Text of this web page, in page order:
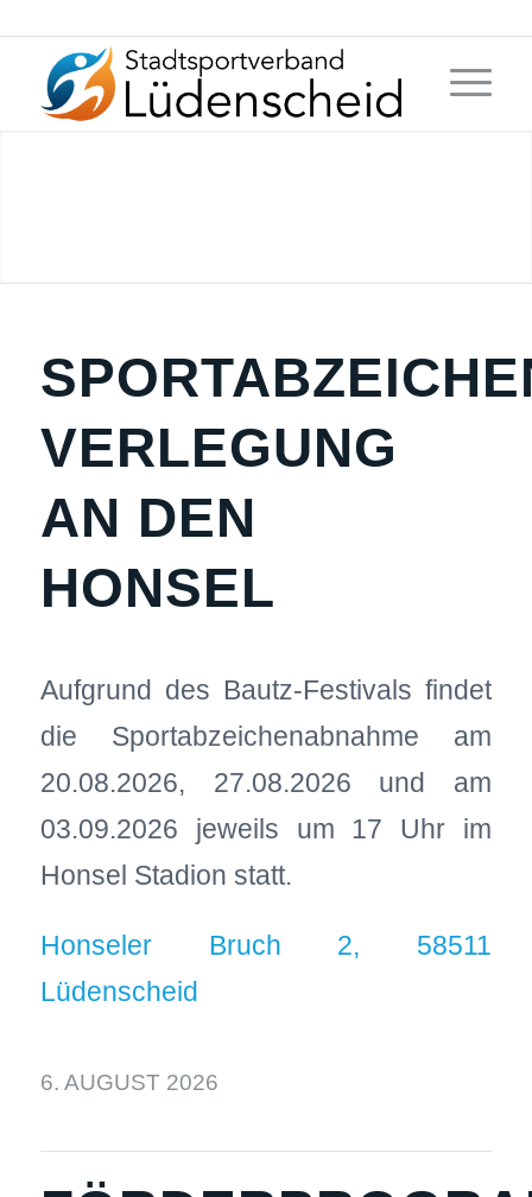
VERLEGUNG
AN DEN
HONSEL
Aufgrund des Bautz-Festivals findet
die Sportabzeichenabnahme am
20.08.2026, 27.08.2026 und am
03.09.2026 jeweils um 17 Uhr im
Honsel Stadion statt.
Honseler Bruch 2, 58511
Lüdenscheid
6. AUGUST 2026